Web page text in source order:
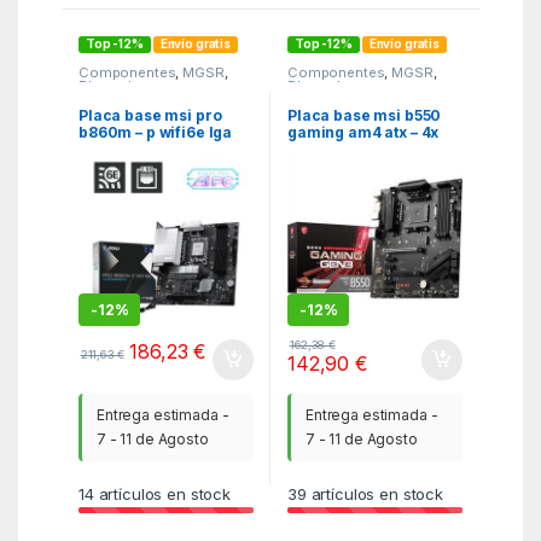
Top -12% Envío gratis
Componentes, MGSR,
Placas base
Placa base msi pro
b860m – p wifi6e lga
-12%
211,63€ 186,23€
Entrega estimada -
7 - 11 de Agosto
14artículos en stock
Top -12% Envío gratis
Componentes, MGSR,
Placas base
Placa base msi b550
gaming am4 atx – 4x
-12%
162,38€
142,90€
Entrega estimada -
7 - 11 de Agosto
39 artículos en stock